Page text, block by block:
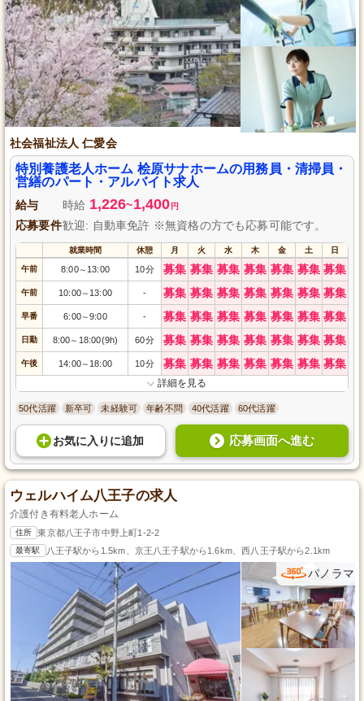
社会福祉法人 仁愛会
特別養護老人ホーム 桧原サナホームの用務員・清掃員・
営繕のパート・アルバイト求人
給与 時給 1,226~1,400 円
応募要件歓迎: 自動車免許 ※無資格の方でも応募可能です。
就業時間 休憩 月 火 水 木 金 土 日
午前 8:00～ 13:00 10分 募集 募集 募集 募集 募集 募集 募集
午前 10:00～ 13:00 - 募集 募集 募集 募集 募集 募集 募集
早番 6:00～9:00 - 募集 募集 募集 募集 募集 募集 募集
日勤 8:00～ 18:00(9h) 60分 募集 募集 募集 募集 募集 募集 募集
午後 14:00～ 18:00 10分 募集 募集 募集 募集 募集 募集 募集
詳細を見る
50代活躍 新卒可 未経験可 年齢不問 40代活躍 60代活躍
お気に入り に追加 応募画面へ進む
ウェルハイム八王子の求人
介護付き有料老人ホーム
住所 東京都八王子市中野上町1-2-2
最寄駅 八王子駅から1.5km、京王八王子駅から1.6km、西八王子駅から2.1km
パノラマ